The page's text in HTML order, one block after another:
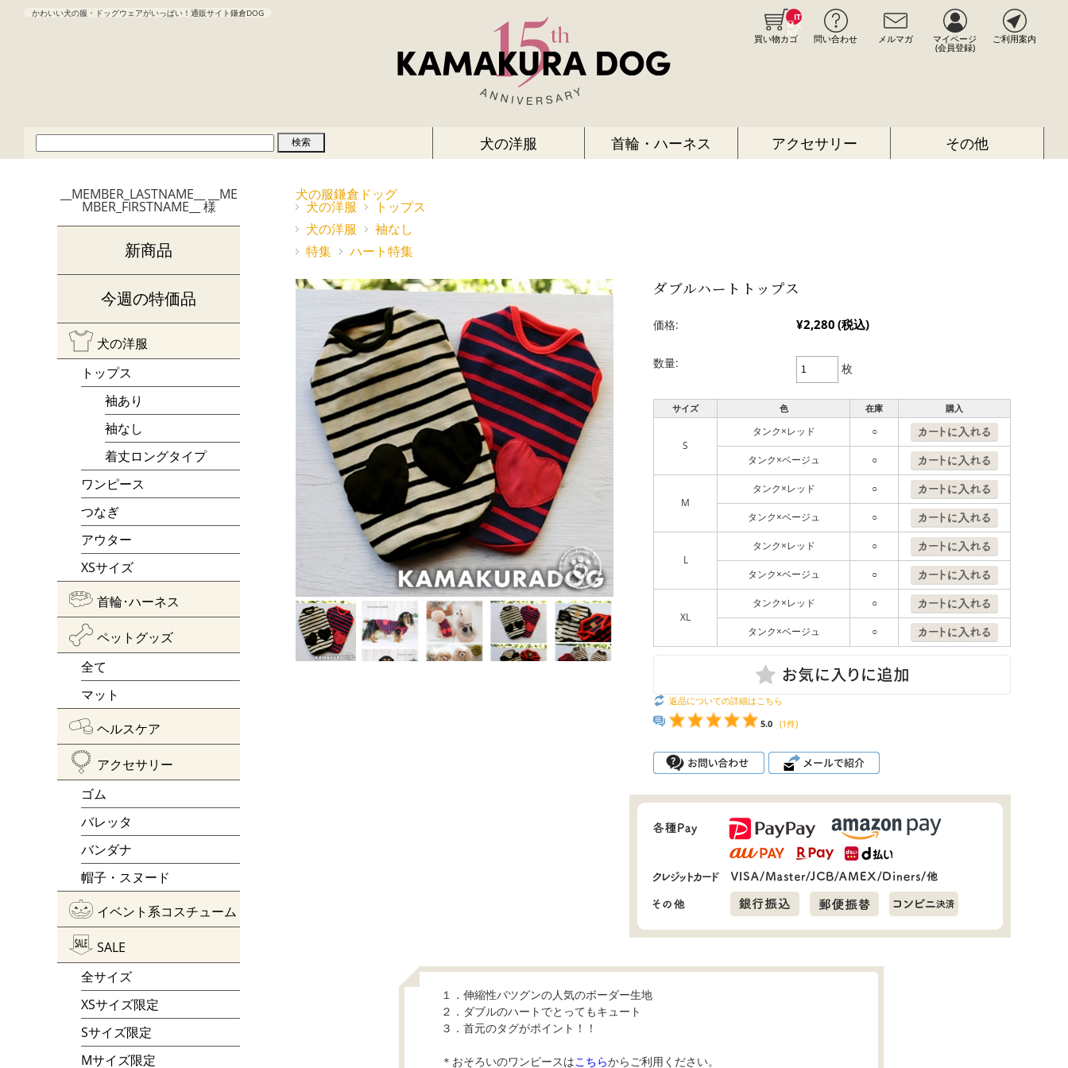
かわいい犬の服・ドッグウェアがいっぱい！通販サイト鎌倉DOG __IT
M_C
NT_
_
買い物カゴ 問い合わせ メルマガ マイページ
(会員登録)
ご利用案内
犬の洋服 首輪・ハーネス アクセサリー その他
犬の服鎌倉ドッグ
犬の洋服
トップス
犬の洋服
袖なし
特集
ハート特集
ダブルハートトップス
価格: ¥2,280(税込)
数量: 枚
サイズ 色 在庫 購入
S
タンク×レッド ○
タンク×ベージュ ○
M
タンク×レッド ○
タンク×ベージュ ○
L
タンク×レッド ○
タンク×ベージュ ○
XL
タンク×レッド ○
タンク×ベージュ ○
返品についての詳細はこちら
5.0 (1件)
１．伸縮性バツグンの人気のボーダー生地
２．ダブルのハートでとってもキュート
３．首元のタグがポイント！！
＊おそろいのワンピースはこちらからご利用ください。
__MEMBER_LASTNAME__ __ME
MBER_FIRSTNAME__ 様
新商品
今週の特価品
犬の洋服
トップス
袖あり
袖なし
着丈ロングタイプ
ワンピース
つなぎ
アウター
XSサイズ
首輪･ハーネス
ペットグッズ
全て
マット
ヘルスケア
アクセサリー
ゴム
バレッタ
バンダナ
帽子・スヌード
イベント系コスチューム
SALE
全サイズ
XSサイズ限定
Sサイズ限定
Mサイズ限定